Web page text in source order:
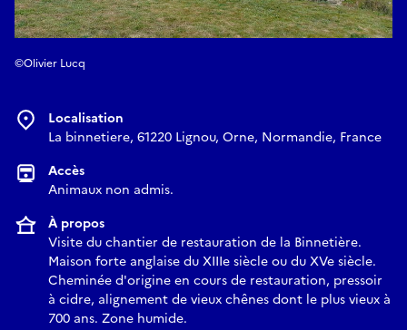
©Olivier Lucq
Localisation
La binnetiere, 61220 Lignou, Orne, Normandie, France
Accès
Animaux non admis.
À propos
Visite du chantier de restauration de la Binnetière.
Maison forte anglaise du XIIIe siècle ou du XVe siècle.
Cheminée d'origine en cours de restauration, pressoir
à cidre, alignement de vieux chênes dont le plus vieux à
700 ans. Zone humide.